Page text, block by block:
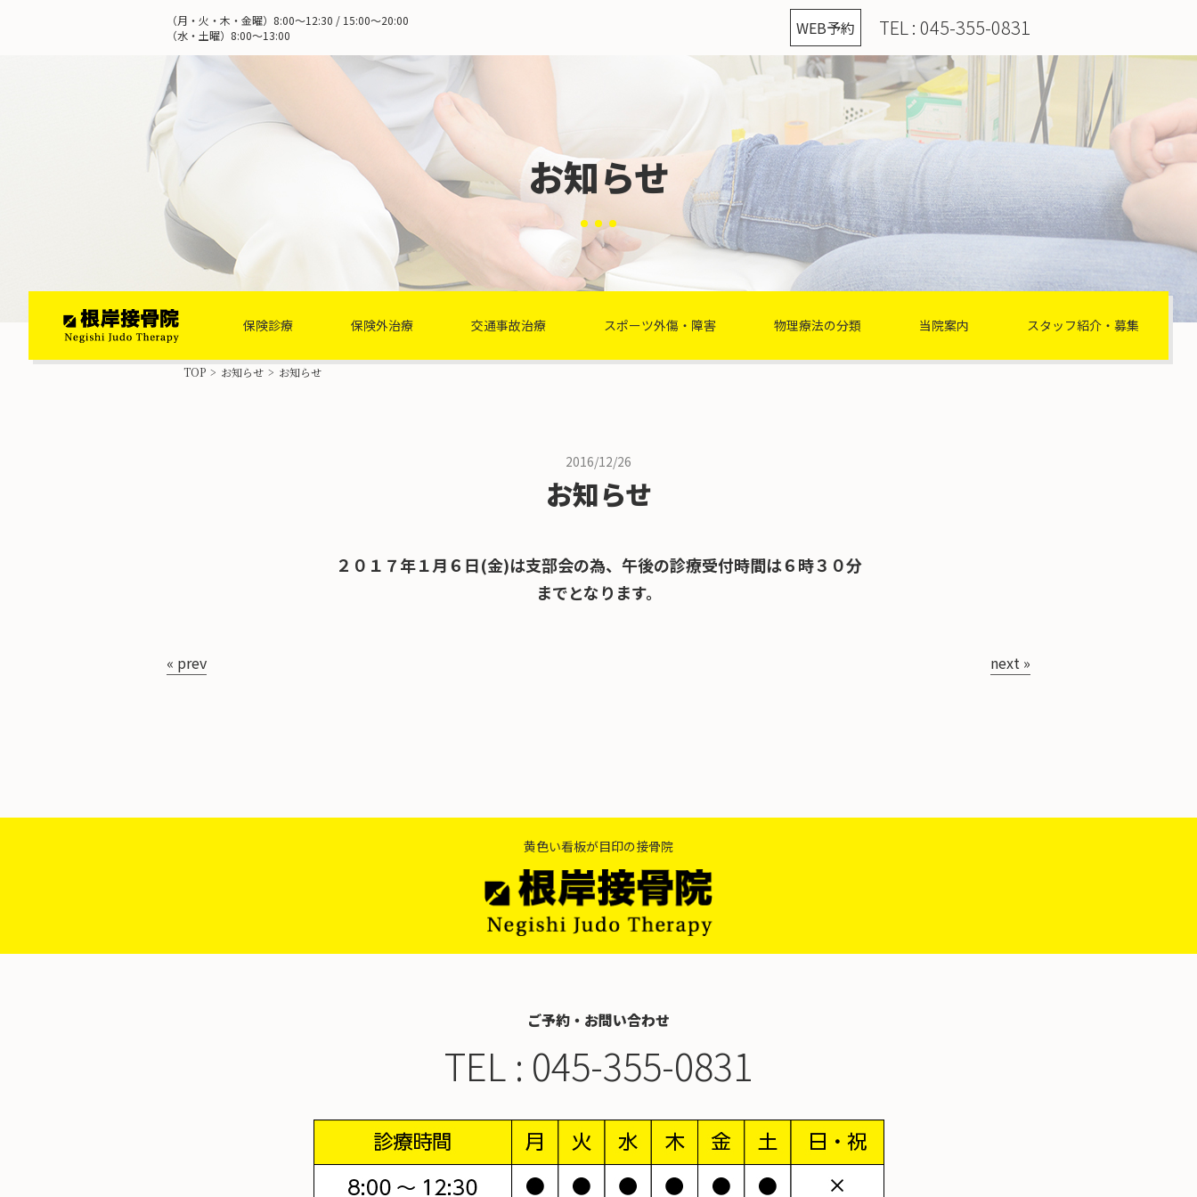
（月・火・木・金曜）8:00～12:30 / 15:00～20:00
（水・土曜）8:00～13:00
WEB予約 TEL : 045-355-0831
お知らせ
ホーム 保険診療 保険外治療 交通事故治療 スポーツ外傷・障害 物理療法の分類 当院案内 スタッフ紹介・募集
TOP > お知らせ > お知らせ
2016/12/26
お知らせ
２０１７年１月６日(金)は支部会の為、午後の診療受付時間は６時３０分
までとなります。
« prev next »
黄色い看板が目印の接骨院
ご予約・お問い合わせ
TEL : 045-355-0831